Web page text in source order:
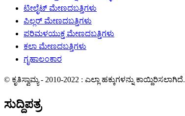
ಟೀಲೈಟ್ ಮೇಣದಬತ್ತಿಗಳು
ಪಿಲ್ಲರ್ ಮೇಣದಬತ್ತಿಗಳು
ಪರಿಮಳಯುಕ್ತ ಮೇಣದಬತ್ತಿಗಳು
ಕಲಾ ಮೇಣದಬತ್ತಿಗಳು
ಗೃಹಾಲಂಕಾರ
© ಕೃತಿಸ್ವಾಮ್ಯ - 2010-2022 : ಎಲ್ಲಾ ಹಕ್ಕುಗಳನ್ನು ಕಾಯ್ದಿರಿಸಲಾಗಿದೆ.
ಸುದ್ದಿಪತ್ರ